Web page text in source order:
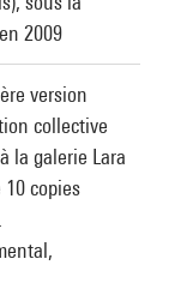
2009
version
collective
la galerie Lara
copies